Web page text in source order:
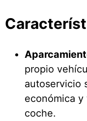
propio
autoservicio
económica
coche.